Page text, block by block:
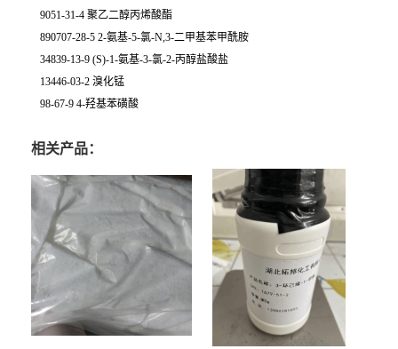
9051-31-4 聚乙二醇丙烯酸酯
890707-28-5 2-氨基-5-氯-N,3-二甲基苯甲酰胺
34839-13-9 (S)-1-氨基-3-氯-2-丙醇盐酸盐
13446-03-2 溴化锰
98-67-9 4-羟基苯磺酸
相关产品：